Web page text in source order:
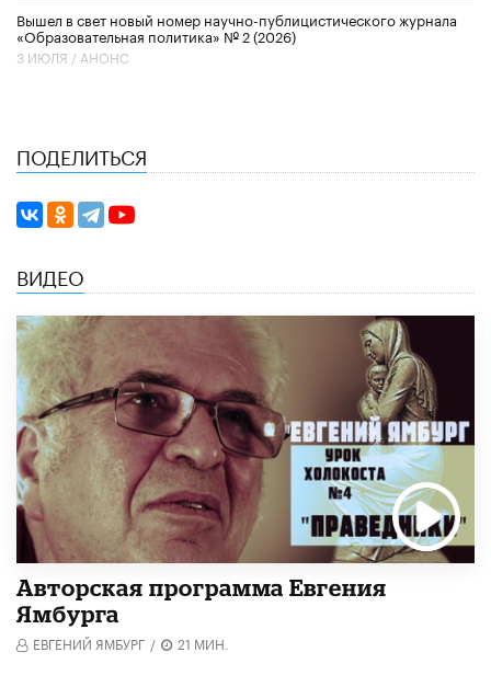
Вышел в свет новый номер научно-публицистического журнала
«Образовательная политика» № 2 (2026)
3 ИЮЛЯ / АНОНС
ПОДЕЛИТЬСЯ
ВИДЕО
Авторская программа Евгения
Ямбурга
ЕВГЕНИЙ ЯМБУРГ / 21 МИН.